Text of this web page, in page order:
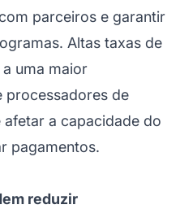
parceiros e garantir
Altas taxas de
uma maior
processadores de
a capacidade do
pagamentos.
reduzir